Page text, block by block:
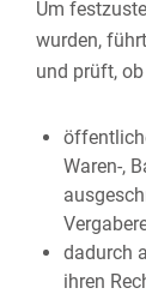
Um
wurden,
und prüft, ob
Waren-,
dadurch
ihren